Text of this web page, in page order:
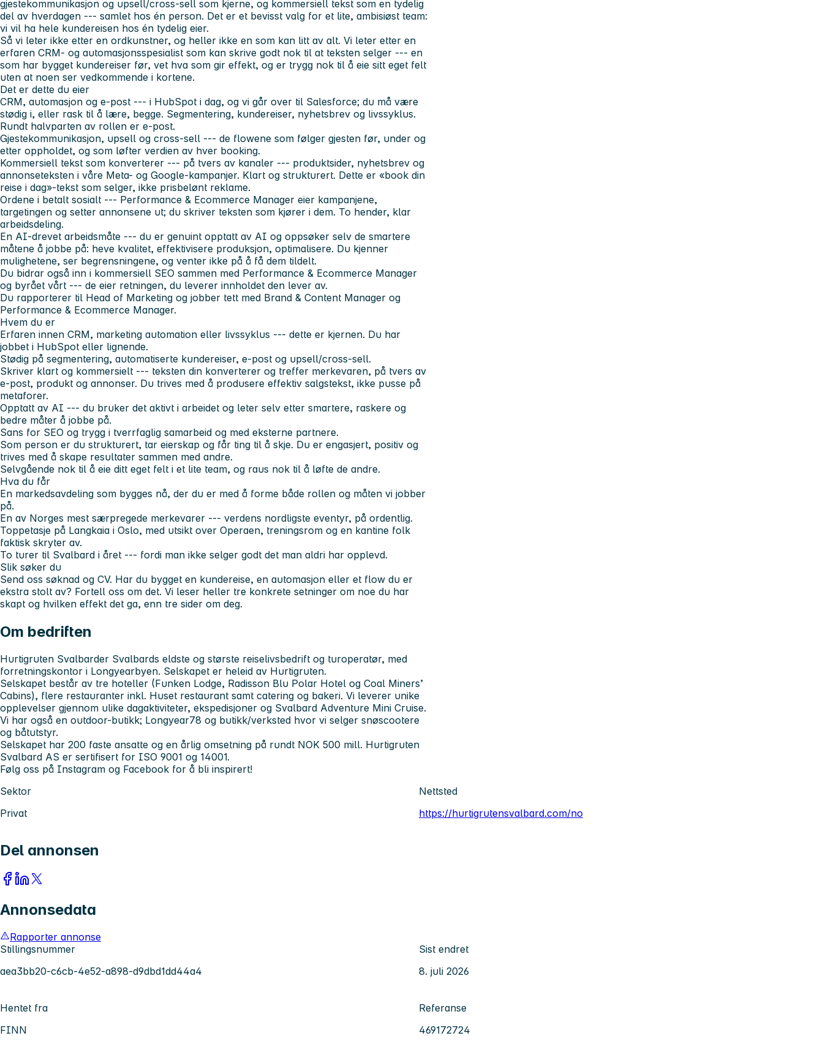
gjestekommunikasjon og upsell/cross-sell som kjerne, og kommersiell tekst som en tydelig
del av hverdagen --- samlet hos én person. Det er et bevisst valg for et lite, ambisiøst team:
vi vil ha hele kundereisen hos én tydelig eier.
Så vi leter ikke etter en ordkunstner, og heller ikke en som kan litt av alt. Vi leter etter en
erfaren CRM- og automasjonsspesialist som kan skrive godt nok til at teksten selger --- en
som har bygget kundereiser før, vet hva som gir effekt, og er trygg nok til å eie sitt eget felt
uten at noen ser vedkommende i kortene.
Det er dette du eier
CRM, automasjon og e-post --- i HubSpot i dag, og vi går over til Salesforce; du må være
stødig i, eller rask til å lære, begge. Segmentering, kundereiser, nyhetsbrev og livssyklus.
Rundt halvparten av rollen er e-post.
Gjestekommunikasjon, upsell og cross-sell --- de flowene som følger gjesten før, under og
etter oppholdet, og som løfter verdien av hver booking.
Kommersiell tekst som konverterer --- på tvers av kanaler --- produktsider, nyhetsbrev og
annonseteksten i våre Meta- og Google-kampanjer. Klart og strukturert. Dette er «book din
reise i dag»-tekst som selger, ikke prisbelønt reklame.
Ordene i betalt sosialt --- Performance & Ecommerce Manager eier kampanjene,
targetingen og setter annonsene ut; du skriver teksten som kjører i dem. To hender, klar
arbeidsdeling.
En AI-drevet arbeidsmåte --- du er genuint opptatt av AI og oppsøker selv de smartere
måtene å jobbe på: heve kvalitet, effektivisere produksjon, optimalisere. Du kjenner
mulighetene, ser begrensningene, og venter ikke på å få dem tildelt.
Du bidrar også inn i kommersiell SEO sammen med Performance & Ecommerce Manager
og byrået vårt --- de eier retningen, du leverer innholdet den lever av.
Du rapporterer til Head of Marketing og jobber tett med Brand & Content Manager og
Performance & Ecommerce Manager.
Hvem du er
Erfaren innen CRM, marketing automation eller livssyklus --- dette er kjernen. Du har
jobbet i HubSpot eller lignende.
Stødig på segmentering, automatiserte kundereiser, e-post og upsell/cross-sell.
Skriver klart og kommersielt --- teksten din konverterer og treffer merkevaren, på tvers av
e-post, produkt og annonser. Du trives med å produsere effektiv salgstekst, ikke pusse på
metaforer.
Opptatt av AI --- du bruker det aktivt i arbeidet og leter selv etter smartere, raskere og
bedre måter å jobbe på.
Sans for SEO og trygg i tverrfaglig samarbeid og med eksterne partnere.
Som person er du strukturert, tar eierskap og får ting til å skje. Du er engasjert, positiv og
trives med å skape resultater sammen med andre.
Selvgående nok til å eie ditt eget felt i et lite team, og raus nok til å løfte de andre.
Hva du får
En markedsavdeling som bygges nå, der du er med å forme både rollen og måten vi jobber
på.
En av Norges mest særpregede merkevarer --- verdens nordligste eventyr, på ordentlig.
Toppetasje på Langkaia i Oslo, med utsikt over Operaen, treningsrom og en kantine folk
faktisk skryter av.
To turer til Svalbard i året --- fordi man ikke selger godt det man aldri har opplevd.
Slik søker du
Send oss søknad og CV. Har du bygget en kundereise, en automasjon eller et flow du er
ekstra stolt av? Fortell oss om det. Vi leser heller tre konkrete setninger om noe du har
skapt og hvilken effekt det ga, enn tre sider om deg.
Om bedriften
Hurtigruten Svalbarder Svalbards eldste og største reiselivsbedrift og turoperatør, med
forretningskontor i Longyearbyen. Selskapet er heleid av Hurtigruten.
Selskapet består av tre hoteller (Funken Lodge, Radisson Blu Polar Hotel og Coal Miners’
Cabins), flere restauranter inkl. Huset restaurant samt catering og bakeri. Vi leverer unike
opplevelser gjennom ulike dagaktiviteter, ekspedisjoner og Svalbard Adventure Mini Cruise.
Vi har også en outdoor-butikk; Longyear78 og butikk/verksted hvor vi selger snøscootere
og båtutstyr.
Selskapet har 200 faste ansatte og en årlig omsetning på rundt NOK 500 mill. Hurtigruten
Svalbard AS er sertifisert for ISO 9001 og 14001.
Følg oss på Instagram og Facebook for å bli inspirert!
Sektor
Privat
Nettsted
https://hurtigrutensvalbard.com/no
Del annonsen
Annonsedata
Rapporter annonse
Stillingsnummer
aea3bb20-c6cb-4e52-a898-d9dbd1dd44a4
Sist endret
8. juli 2026
Hentet fra
FINN
Referanse
469172724